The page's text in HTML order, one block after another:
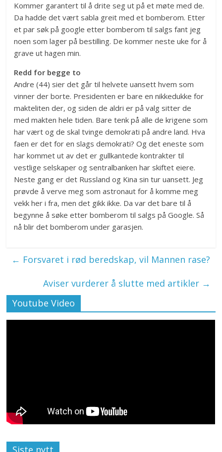
Kommer garantert til å drite seg ut på et møte med de.
Da hadde det vært sabla greit med et bomberom. Etter
et par søk på google etter bomberom til salgs fant jeg
noen som lager på bestilling. De kommer neste uke for å
grave ut hagen min.
Redd for begge to
Andre (44) sier det går til helvete uansett hvem som
vinner der borte. Presidenten er bare en nikkedukke for
makteliten der, og siden de aldri er på valg sitter de
med makten hele tiden. Bare tenk på alle de krigene som
har vært og de skal tvinge demokrati på andre land. Hva
faen er det for en slags demokrati? Og det eneste som
har kommet ut av det er gullkantede kontrakter til
vestlige selskaper og sentralbanken har skiftet eiere.
Neste gang er det Russland og Kina sin tur uansett. Jeg
prøvde å verve meg som astronaut for å komme meg
vekk her i fra, men det gikk ikke. Da var det bare til å
begynne å søke etter bomberom til salgs på Google. Så
nå blir det bomberom under garasjen.
← Forsvaret i rød beredskap, vil Mannen rase?
Aviser vurderer å slutte med artikler →
Youtube Video
Siste nytt